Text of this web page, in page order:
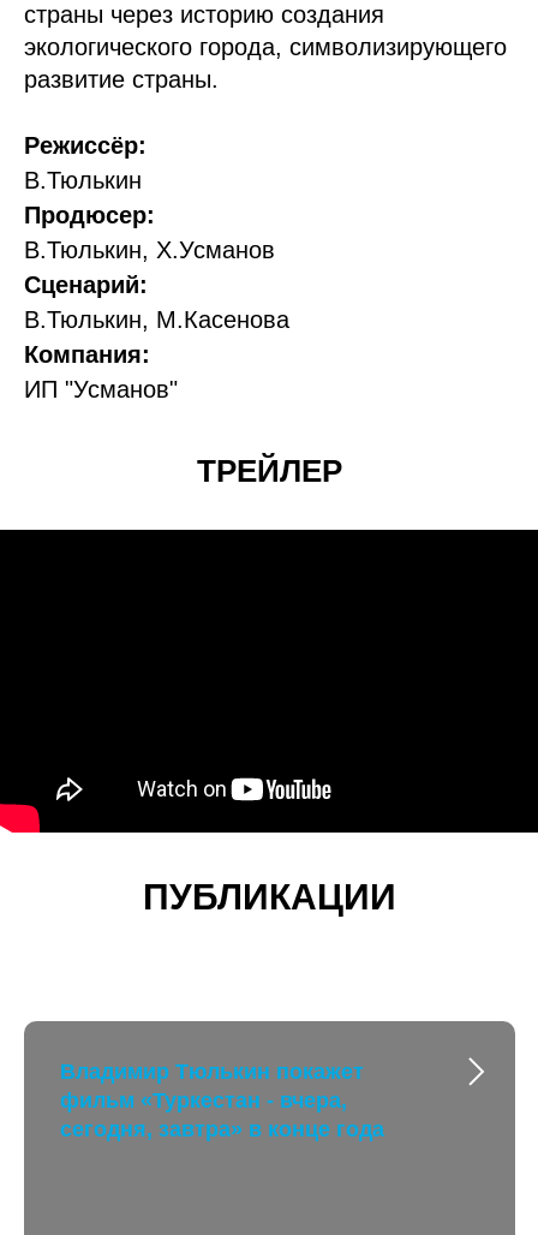
страны через историю создания
экологического города, символизирующего
развитие страны.
Режиссёр:
В.Тюлькин
Продюсер:
В.Тюлькин, Х.Усманов
Сценарий:
В.Тюлькин, М.Касенова
Компания:
ИП "Усманов"
ТРЕЙЛЕР
ПУБЛИКАЦИИ
Владимир Тюлькин покажет
фильм «Туркестан - вчера,
сегодня, завтра» в конце года